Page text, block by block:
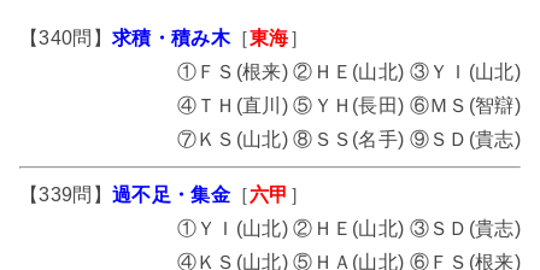
【340問】 求積・積み木［東海］
①ＦＳ(根来) ②ＨＥ(山北) ③ＹＩ(山北)
④ＴＨ(直川) ⑤ＹＨ(長田) ⑥ＭＳ(智辯)
⑦ＫＳ(山北) ⑧ＳＳ(名手) ⑨ＳＤ(貴志)
【339問】 過不足・集金［六甲 ］
①ＹＩ(山北) ②ＨＥ(山北) ③ＳＤ(貴志)
④ＫＳ(山北) ⑤ＨＡ(山北) ⑥ＦＳ(根来)